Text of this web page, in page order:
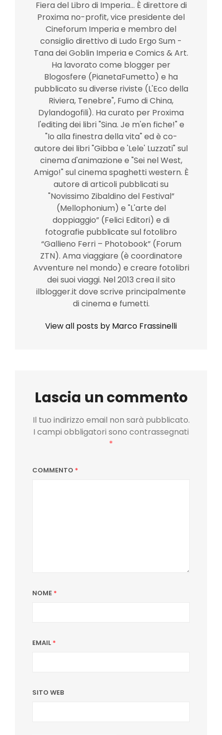
Fiera del Libro di Imperia... È direttore di
Proxima no-profit, vice presidente del
Cineforum Imperia e membro del
consiglio direttivo di Ludo Ergo Sum -
Tana dei Goblin Imperia e Comics & Art.
Ha lavorato come blogger per
Blogosfere (PianetaFumetto) e ha
pubblicato su diverse riviste (L'Eco della
Riviera, Tenebre", Fumo di China,
Dylandogofili). Ha curato per Proxima
l'editing dei libri "Sina. Je m'en fiche!" e
"Io alla finestra della vita" ed è co-
autore dei libri "Gibba e 'Lele' Luzzati" sul
cinema d'animazione e "Sei nel West,
Amigo!" sul cinema spaghetti western. È
autore di articoli pubblicati su
"Novissimo Zibaldino del Festival”
(Mellophonium) e "L'arte del
doppiaggio” (Felici Editori) e di
fotografie pubblicate sul fotolibro
“Gallieno Ferri – Photobook” (Forum
ZTN). Ama viaggiare (è coordinatore
Avventure nel mondo) e creare fotolibri
dei suoi viaggi. Nel 2013 crea il sito
ilblogger.it dove scrive principalmente
di cinema e fumetti.
View all posts by Marco Frassinelli
Lascia un commento
Il tuo indirizzo email non sarà pubblicato.
I campi obbligatori sono contrassegnati
*
COMMENTO *
NOME *
EMAIL *
SITO WEB